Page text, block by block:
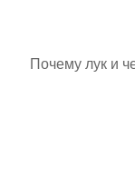
Почему лук и